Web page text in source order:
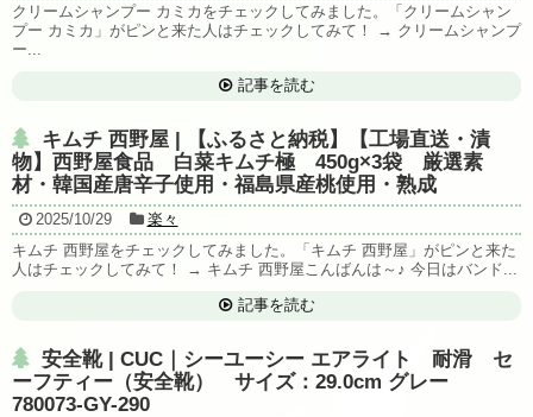
クリームシャンプー カミカをチェックしてみました。「クリームシャン
プー カミカ」がピンと来た人はチェックしてみて！ → クリームシャンプ
ー...
記事を読む
キムチ 西野屋 | 【ふるさと納税】【工場直送・漬
物】西野屋食品 白菜キムチ極 450g×3袋 厳選素
材・韓国産唐辛子使用・福島県産桃使用・熟成
2025/10/29
楽々
キムチ 西野屋をチェックしてみました。「キムチ 西野屋」がピンと来た
人はチェックしてみて！ → キムチ 西野屋こんばんは～♪ 今日はバンド...
記事を読む
安全靴 | CUC｜シーユーシー エアライト 耐滑 セ
ーフティー（安全靴） サイズ：29.0cm グレー
780073-GY-290